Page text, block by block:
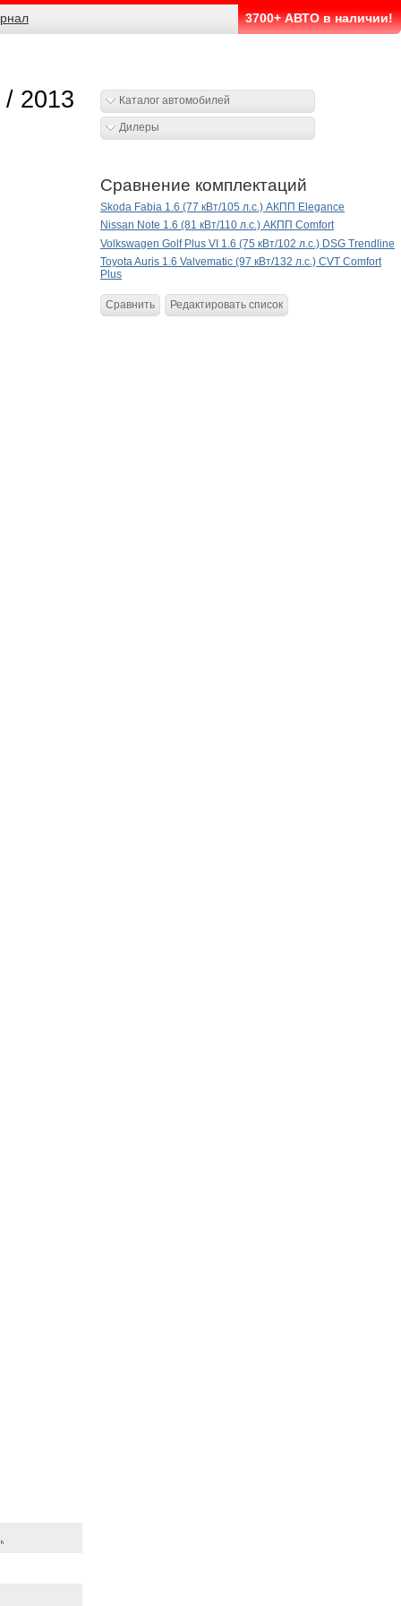
3700+ АВТО в наличии!
2013
Каталог автомобилей
Дилеры
Сравнение комплектаций
Skoda Fabia 1.6 (77 кВт/105 л.с.) АКПП Elegance
Nissan Note 1.6 (81 кВт/110 л.с.) АКПП Comfort
Volkswagen Golf Plus VI 1.6 (75 кВт/102 л.с.) DSG Trendline
Toyota Auris 1.6 Valvematic (97 кВт/132 л.с.) CVT Comfort
Plus
Сравнить Редактировать список